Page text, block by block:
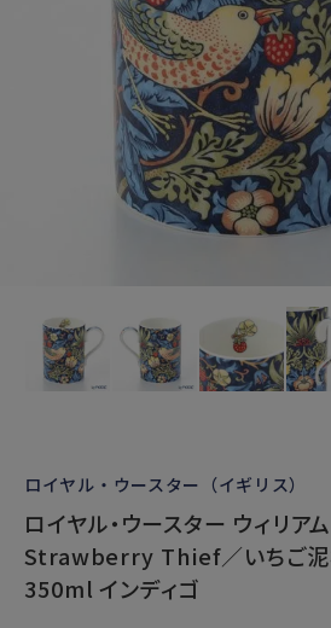
ロイヤル・ウースター（イギリス）
ロイヤル・ウースター ウィリア
Strawberry Thief／いちご泥
350ml インディゴ